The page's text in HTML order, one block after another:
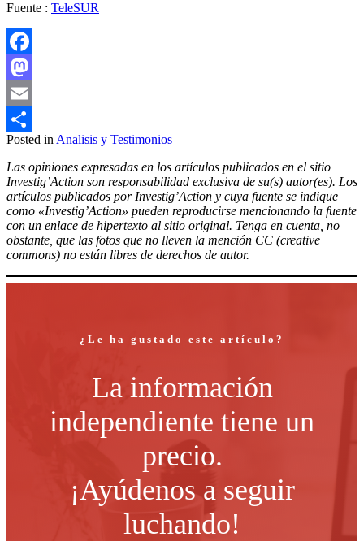
Fuente : TeleSUR
Facebook
Mastodon
Email
Compartir
Posted in Analisis y Testimonios
Las opiniones expresadas en los artículos publicados en el sitio
Investig’Action son responsabilidad exclusiva de su(s) autor(es). Los
artículos publicados por Investig’Action y cuya fuente se indique
como «Investig’Action» pueden reproducirse mencionando la fuente
con un enlace de hipertexto al sitio original. Tenga en cuenta, no
obstante, que las fotos que no lleven la mención CC (creative
commons) no están libres de derechos de autor.
¿Le ha gustado este artículo?
La información
independiente tiene un
precio.
¡Ayúdenos a seguir
luchando!